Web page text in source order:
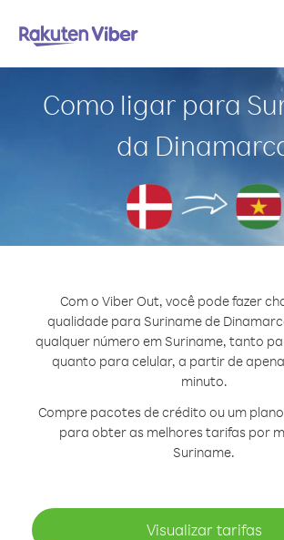
Como ligar para
da
Com o Viber Out, você pode fazer
qualidade para Suriname de
qualquer número em Suriname, tanto
quanto para celular, a partir de
minuto.
Compre pacotes de crédito ou um
para obter as melhores tarifas por
Suriname.
Visualizar tarifas